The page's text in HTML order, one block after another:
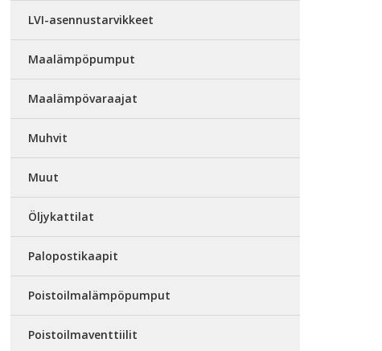
LVI-asennustarvikkeet
Maalämpöpumput
Maalämpövaraajat
Muhvit
Muut
Öljykattilat
Palopostikaapit
Poistoilmalämpöpumput
Poistoilmaventtiilit